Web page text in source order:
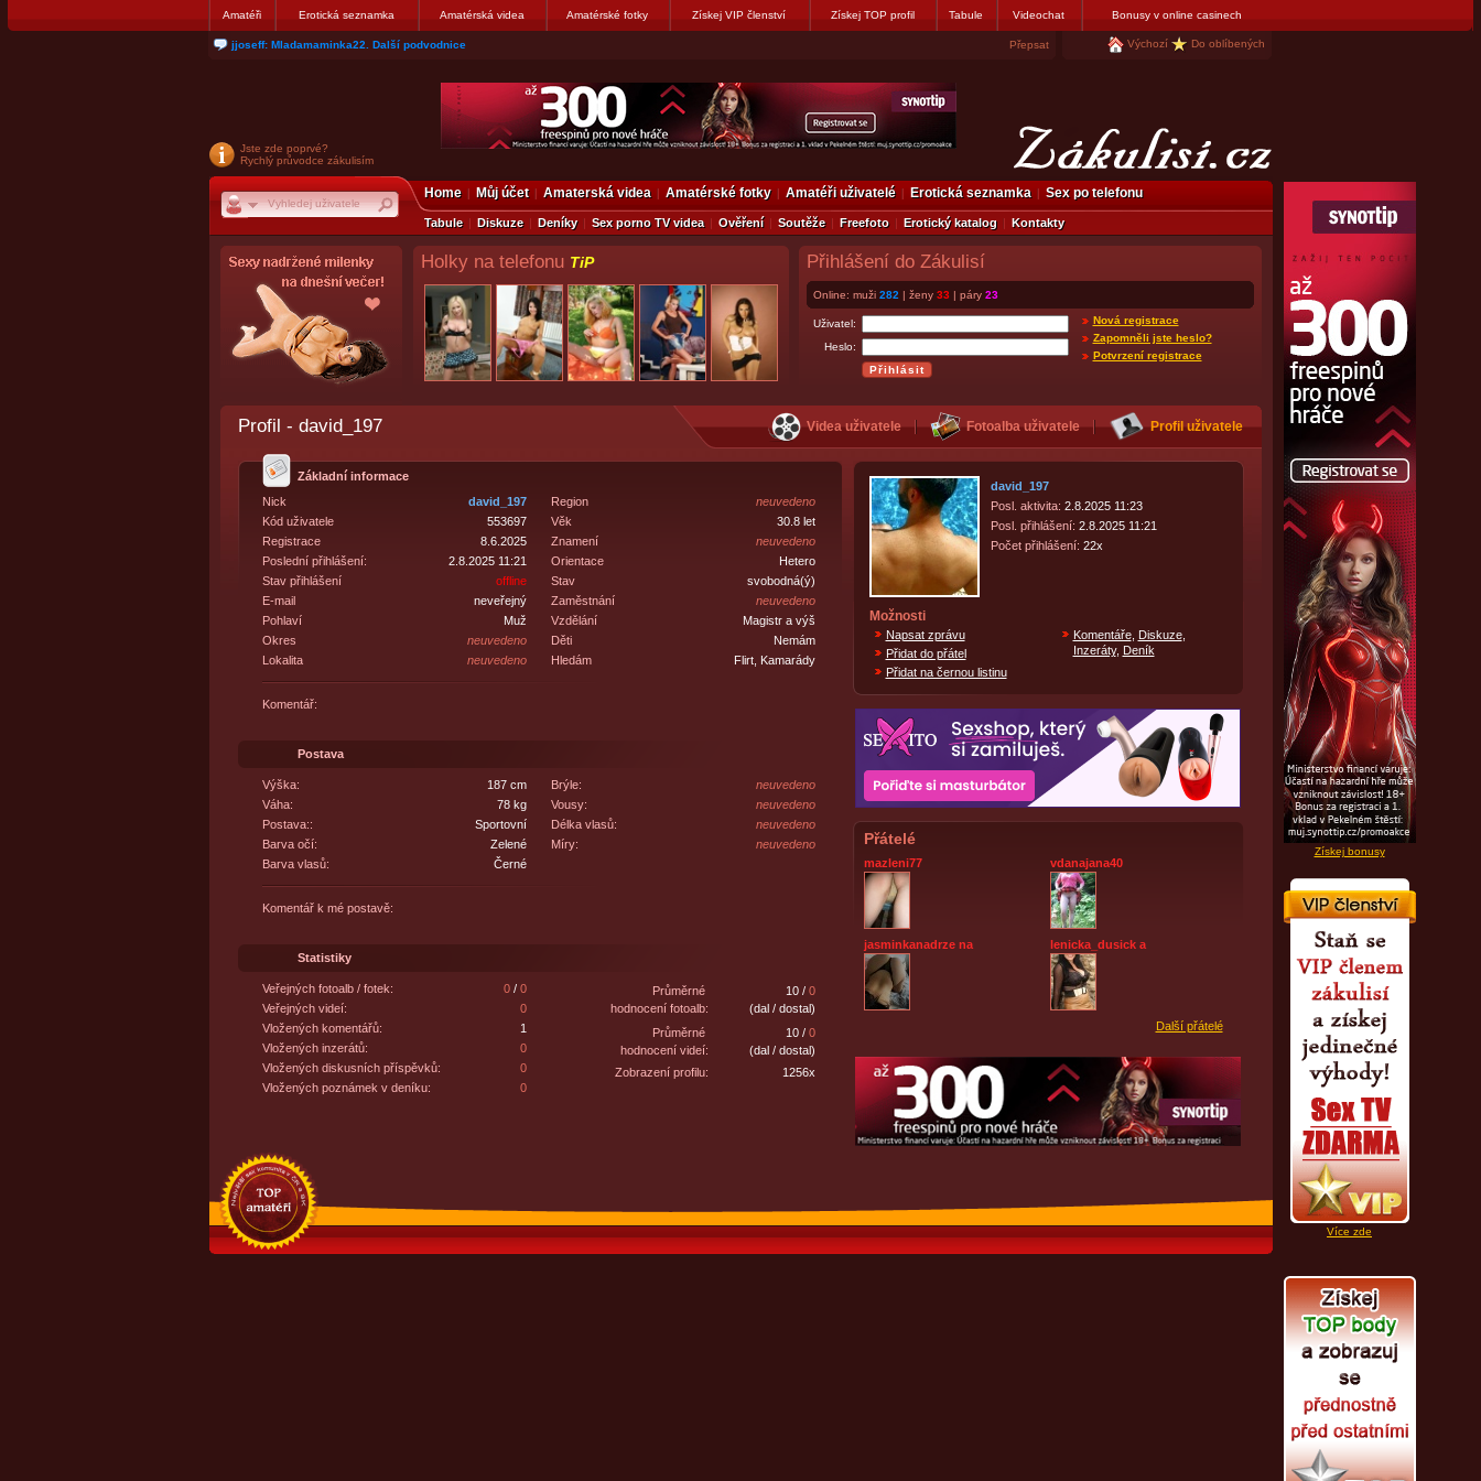
Amatéři Erotická seznamka Amatérská videa Amatérské fotky Získej VIP členství Získej TOP profil Tabule Videochat Bonusy v online casinech
jjoseff: Mladamaminka22. Další podvodnice Přepsat Výchozí Do oblíbených
Získej bonusy
Více zde
Jste zde poprvé?
Rychlý průvodce zákulisím
Home Můj účet Amaterská videa Amatérské fotky Amatéři uživatelé Erotická seznamka Sex po telefonu
Tabule Diskuze Deníky Sex porno TV videa Ověření Soutěže Freefoto Erotický katalog Kontakty
Holky na telefonu TiP Přihlášení do Zákulisí
Online: muži 282 | ženy 33 | páry 23
Uživatel:
Heslo:
Nová registrace
Zapomněli jste heslo?
Potvrzení registrace
Profil - david_197 Videa uživatele Fotoalba uživatele Profil uživatele
Základní informace
Nick
david_197
Kód uživatele
553697
Registrace
8.6.2025
Poslední přihlášení:
2.8.2025 11:21
Stav přihlášení
offline
E-mail
neveřejný
Pohlaví
Muž
Okres
neuvedeno
Lokalita
neuvedeno
Region
neuvedeno
Věk
30.8 let
Znamení
neuvedeno
Orientace
Hetero
Stav
svobodná(ý)
Zaměstnání
neuvedeno
Vzdělání
Magistr a výš
Děti
Nemám
Hledám
Flirt, Kamarády
Komentář:
Postava
Výška:
187 cm
Váha:
78 kg
Postava::
Sportovní
Barva očí:
Zelené
Barva vlasů:
Černé
Brýle:
neuvedeno
Vousy:
neuvedeno
Délka vlasů:
neuvedeno
Míry:
neuvedeno
Komentář k mé postavě:
Statistiky
Veřejných fotoalb / fotek: 0/ 0
Veřejných videí:
0
Vložených komentářů:
1
Vložených inzerátů:
0
Vložených diskusních příspěvků:
0
Vložených poznámek v deníku:
0
Průměrné
hodnocení fotoalb:
10 / 0
(dal / dostal)
Průměrné
hodnocení videí:
10 / 0
(dal / dostal)
Zobrazení profilu:
1256x
david_197
Posl. aktivita: 2.8.2025 11:23
Posl. přihlášení: 2.8.2025 11:21
Počet přihlášení: 22x
Možnosti
Napsat zprávu
Přidat do přátel
Přidat na černou listinu
Komentáře, Diskuze,
Inzeráty, Deník
Přátelé
mazleni77 vdanajana40
jasminkanadrze na lenicka_dusick a
Další přátelé